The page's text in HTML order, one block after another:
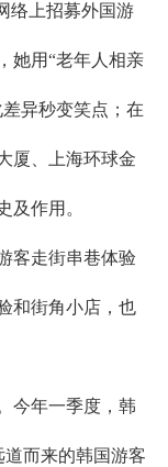
络上招募外国游
她用“老年人相亲
异秒变笑点；在
厦、上海环球金
及作用。
客走街串巷体验
和街角小店，也
今年一季度，韩
道而来的韩国游客